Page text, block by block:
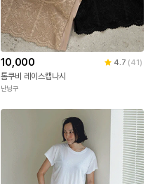
10,000 4.7 (41)
톰쿠비 레이스캡나시
난닝구